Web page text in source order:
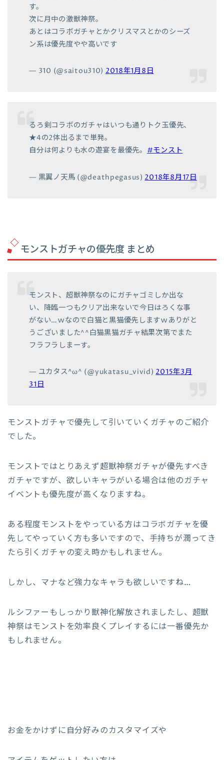
す。
次に月中の激獣神祭。
あとはコラボガチャとかクリスマスとかのシーズ
ン系は優先度やや高いです
— 310 (@saitou310)2018年1月8日
るろ剣コラボのガチャはいつも通りトク玉優先、
★4の2体出るまで単発。
自分は何よりも水の遊宴を最優先。 #モンスト
— 黒翼ノ天馬 (@deathpegasus) 2018年8月17日
モンストガチャの優先度 まとめ
モンスト、超獣神祭なのにガチャゴミしか出な
い、降臨一つもクリア出来ないで今日はろくな事
がない…ｗなので白猫と黒猫優先しますｗありがと
うございました^^白猫黒猫ガチャ結果次第でまた
フラフラしまーす。
— ユカタス^ω^ (@yukatasu_vivid)2015年3月
31日
モンストガチャで優先して引いていくガチャのご紹介
でした。
モンストではとりあえず超獣神祭ガチャが優先すべき
ガチャですが、欲しいキャラがいる場合は他のガチャ
イベントも優先度が高くなりますね。
ある程度モンストをやっている方はコラボガチャを優
先してやっていく方も多いですので、手持ちが潤ってき
たら引くガチャの変え時かもしれません。
しかし、マナなど強力なキャラも欲しいですね…
ルシファーもしっかり獣神化解放されましたし、超獣
神祭はモンストを効率良くプレイするには一番優先か
もしれません。
お金をかけずに自分好みのカスタマイズや